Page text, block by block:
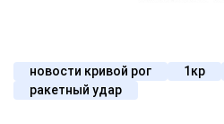
новости кривой рог 1кр
ракетный удар